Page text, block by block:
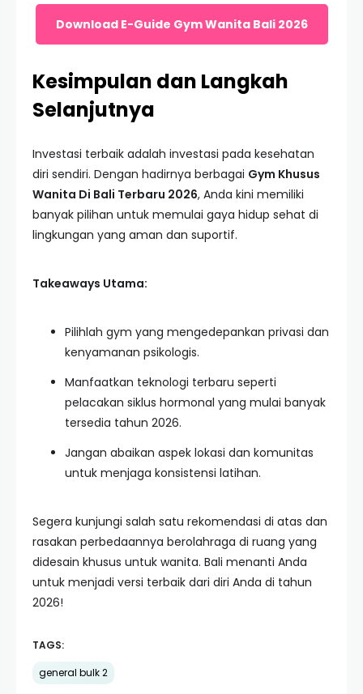
Download E-Guide Gym Wanita Bali 2026
Kesimpulan dan Langkah
Selanjutnya
Investasi terbaik adalah investasi pada kesehatan
diri sendiri. Dengan hadirnya berbagai Gym Khusus
Wanita Di Bali Terbaru 2026, Anda kini memiliki
banyak pilihan untuk memulai gaya hidup sehat di
lingkungan yang aman dan suportif.
Takeaways Utama:
Pilihlah gym yang mengedepankan privasi dan
kenyamanan psikologis.
Manfaatkan teknologi terbaru seperti
pelacakan siklus hormonal yang mulai banyak
tersedia tahun 2026.
Jangan abaikan aspek lokasi dan komunitas
untuk menjaga konsistensi latihan.
Segera kunjungi salah satu rekomendasi di atas dan
rasakan perbedaannya berolahraga di ruang yang
didesain khusus untuk wanita. Bali menanti Anda
untuk menjadi versi terbaik dari diri Anda di tahun
2026!
TAGS:
general bulk 2